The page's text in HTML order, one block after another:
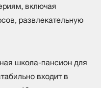
включая
развлекательную
школа-пансион для
входит в